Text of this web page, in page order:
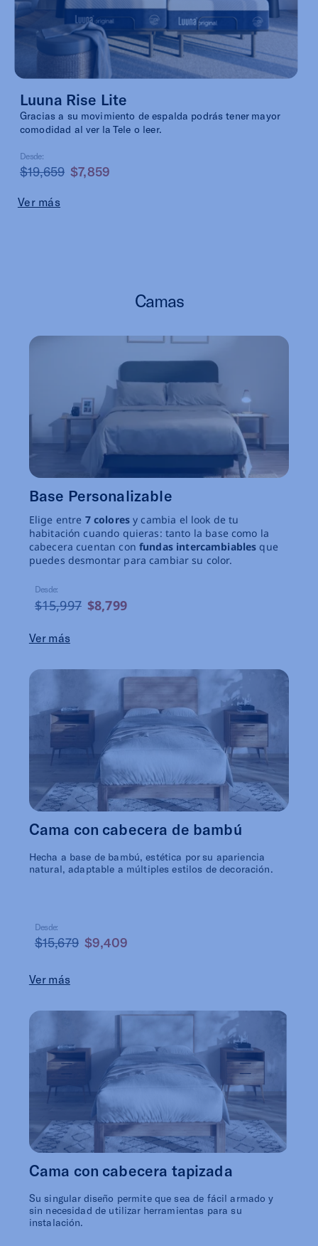
Luuna Rise Lite
Gracias a su movimiento de espalda podrás tener mayor
comodidad al ver la Tele o leer.
Desde:
$19,659 $7,859
Ver más
Camas
Base Personalizable
Elige entre 7 colores y cambia el look de tu
habitación cuando quieras: tanto la base como la
cabecera cuentan con fundas intercambiables que
puedes desmontar para cambiar su color.
Desde:
$15,997 $8,799
Ver más
Cama con cabecera de bambú
Hecha a base de bambú, estética por su apariencia
natural, adaptable a múltiples estilos de decoración.
Desde:
$15,679 $9,409
Ver más
Cama con cabecera tapizada
Su singular diseño permite que sea de fácil armado y
sin necesidad de utilizar herramientas para su
instalación.